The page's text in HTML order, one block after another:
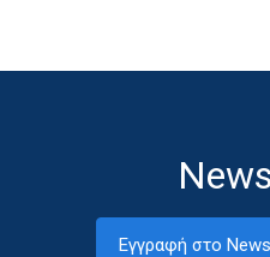
Εγγραφή στο